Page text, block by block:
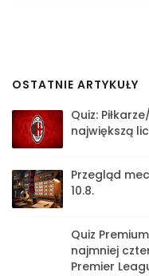
OSTATNIE ARTYKUŁY
Quiz:
największą
Przegląd
10.8.
Quiz
najmniej
Premier